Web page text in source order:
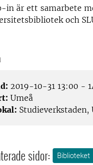
in är ett samarbete
och
2019-10-31 13:00 -
Umeå
sidor: Biblioteket